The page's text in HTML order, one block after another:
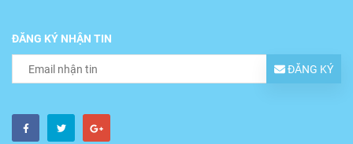
ĐĂNG KÝ NHẬN TIN
ĐĂNG KÝ